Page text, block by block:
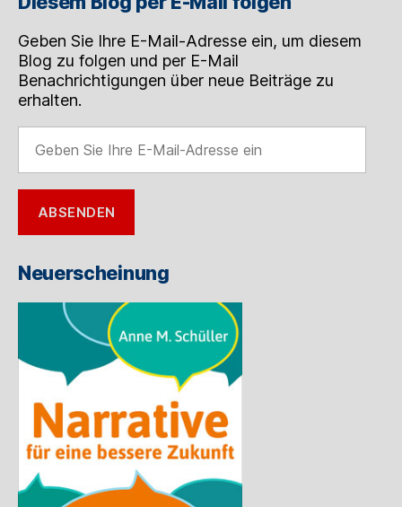
Geben Sie Ihre E-Mail-Adresse ein, um diesem
Blog zu folgen und per E-Mail
Benachrichtigungen über neue Beiträge zu
erhalten.
Sie
Ihre
E-
Mail-
Adresse
ABSENDEN
Neuerscheinung